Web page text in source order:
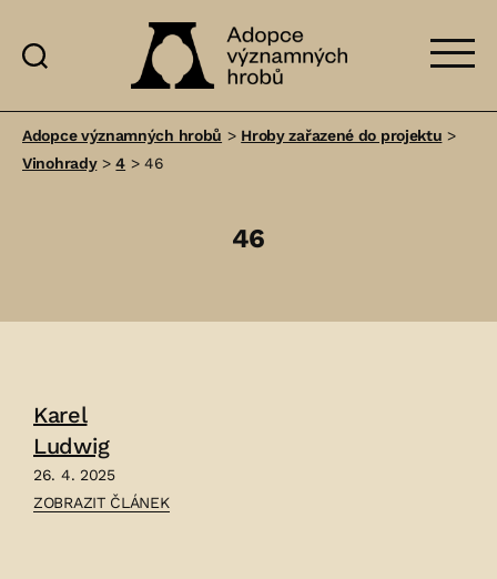
významných
Adopce významných hrobů > Hroby zařazené do projektu >
Vinohrady>4 >46
46
Karel
Ludwig
26. 4. 2025
ČLÁNEK:
ZOBRAZIT ČLÁNEK